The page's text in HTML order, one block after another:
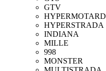
GTV
HYPERMOTARD
HYPERSTRADA
INDIANA
MILLE
998
MONSTER